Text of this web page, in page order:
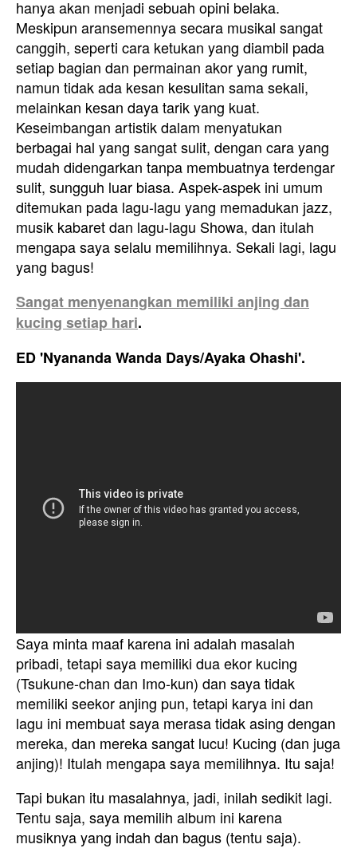
hanya akan menjadi sebuah opini belaka.
Meskipun aransemennya secara musikal sangat
canggih, seperti cara ketukan yang diambil pada
setiap bagian dan permainan akor yang rumit,
namun tidak ada kesan kesulitan sama sekali,
melainkan kesan daya tarik yang kuat.
Keseimbangan artistik dalam menyatukan
berbagai hal yang sangat sulit, dengan cara yang
mudah didengarkan tanpa membuatnya terdengar
sulit, sungguh luar biasa. Aspek-aspek ini umum
ditemukan pada lagu-lagu yang memadukan jazz,
musik kabaret dan lagu-lagu Showa, dan itulah
mengapa saya selalu memilihnya. Sekali lagi, lagu
yang bagus!
Sangat menyenangkan memiliki anjing dan
kucing setiap hari.
ED 'Nyananda Wanda Days/Ayaka Ohashi'.
Saya minta maaf karena ini adalah masalah
pribadi, tetapi saya memiliki dua ekor kucing
(Tsukune-chan dan Imo-kun) dan saya tidak
memiliki seekor anjing pun, tetapi karya ini dan
lagu ini membuat saya merasa tidak asing dengan
mereka, dan mereka sangat lucu! Kucing (dan juga
anjing)! Itulah mengapa saya memilihnya. Itu saja!
Tapi bukan itu masalahnya, jadi, inilah sedikit lagi.
Tentu saja, saya memilih album ini karena
musiknya yang indah dan bagus (tentu saja).